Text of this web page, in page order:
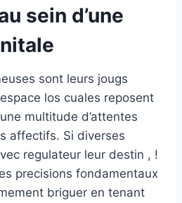
sein d’une
sont leurs jougs
los cuales reposent
multitude d’attentes
affectifs. Si diverses
regulateur leur destin , !
precisions fondamentaux
briguer en tenant